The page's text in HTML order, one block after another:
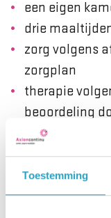
Toestemming
een eigen
drie
zorg volgens
zorgplan
therapie
beoordeling
Kosten